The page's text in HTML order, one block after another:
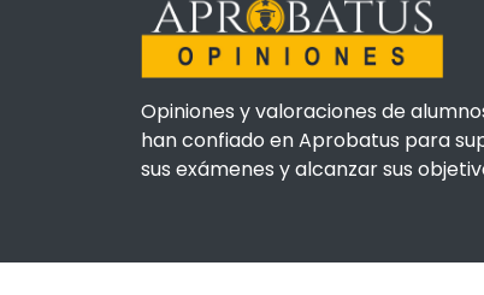
Opiniones y valoraciones de
han confiado en Aprobatus para
sus exámenes y alcanzar sus